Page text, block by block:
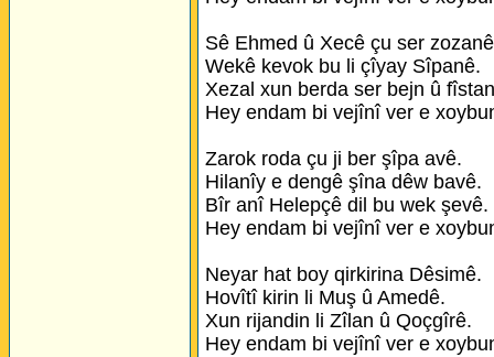
Sê Ehmed û Xecê çu ser
Wekê kevok bu li çîyay Sîpanê.
Xezal xun berda ser bejn û
Hey endam bi vejînî ver e
Zarok roda çu ji ber şîpa avê.
Hilanîy e dengê şîna dêw bavê.
Bîr anî Helepçê dil bu wek şevê.
Hey endam bi vejînî ver e
Neyar hat boy qirkirina Dêsimê.
Hovîtî kirin li Muş û Amedê.
Xun rijandin li Zîlan û Qoçgîrê.
Hey endam bi vejînî ver e